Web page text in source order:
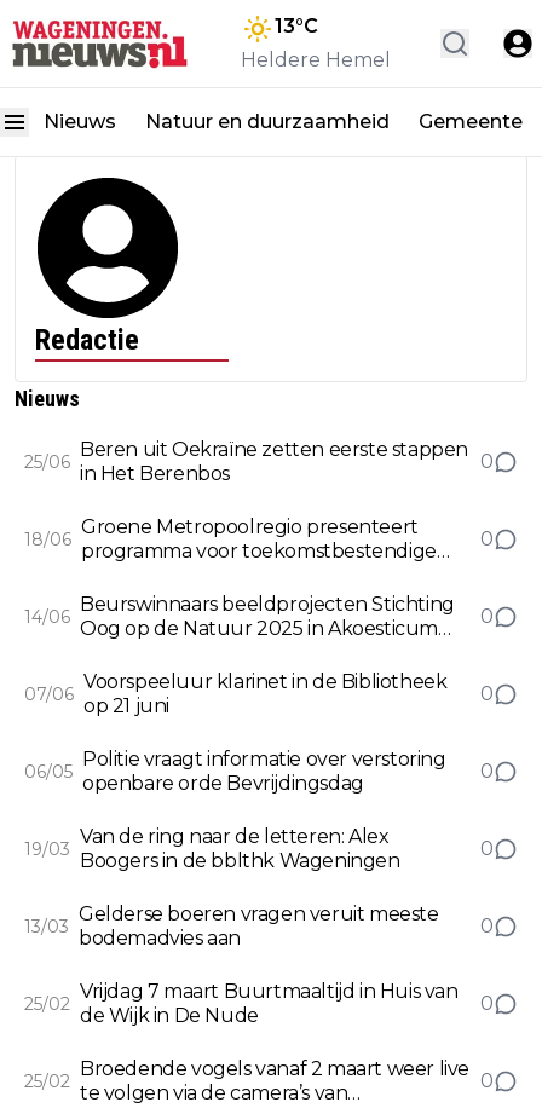
13°C
Heldere Hemel
Nieuws Natuur en duurzaamheid Gemeente
Redactie
Nieuws
25/06
Beren uit Oekraïne zetten eerste stappen
in Het Berenbos
0
18/06
Groene Metropoolregio presenteert
programma voor toekomstbestendige
0
14/06
Beurswinnaars beeldprojecten Stichting
Oog op de Natuur 2025 in Akoesticum
0
07/06
Voorspeeluur klarinet in de Bibliotheek
op 21 juni
0
06/05
Politie vraagt informatie over verstoring
openbare orde Bevrijdingsdag
0
19/03
Van de ring naar de letteren: Alex
Boogers in de bblthk Wageningen
0
13/03
Gelderse boeren vragen veruit meeste
bodemadvies aan
0
25/02
Vrijdag 7 maart Buurtmaaltijd in Huis van
de Wijk in De Nude
0
25/02
Broedende vogels vanaf 2 maart weer live
te volgen via de camera’s van
0